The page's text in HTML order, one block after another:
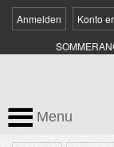
Anmelden Konto
Menu